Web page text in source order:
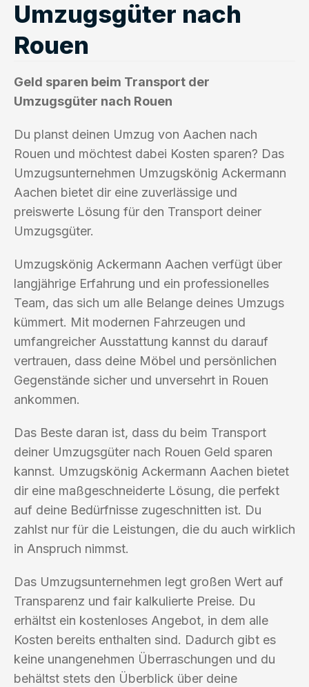
Umzugsgüter nach
Rouen
Geld sparen beim Transport der
Umzugsgüter nach Rouen
Du planst deinen Umzug von Aachen nach
Rouen und möchtest dabei Kosten sparen? Das
Umzugsunternehmen Umzugskönig Ackermann
Aachen bietet dir eine zuverlässige und
preiswerte Lösung für den Transport deiner
Umzugsgüter.
Umzugskönig Ackermann Aachen verfügt über
langjährige Erfahrung und ein professionelles
Team, das sich um alle Belange deines Umzugs
kümmert. Mit modernen Fahrzeugen und
umfangreicher Ausstattung kannst du darauf
vertrauen, dass deine Möbel und persönlichen
Gegenstände sicher und unversehrt in Rouen
ankommen.
Das Beste daran ist, dass du beim Transport
deiner Umzugsgüter nach Rouen Geld sparen
kannst. Umzugskönig Ackermann Aachen bietet
dir eine maßgeschneiderte Lösung, die perfekt
auf deine Bedürfnisse zugeschnitten ist. Du
zahlst nur für die Leistungen, die du auch wirklich
in Anspruch nimmst.
Das Umzugsunternehmen legt großen Wert auf
Transparenz und fair kalkulierte Preise. Du
erhältst ein kostenloses Angebot, in dem alle
Kosten bereits enthalten sind. Dadurch gibt es
keine unangenehmen Überraschungen und du
behältst stets den Überblick über deine